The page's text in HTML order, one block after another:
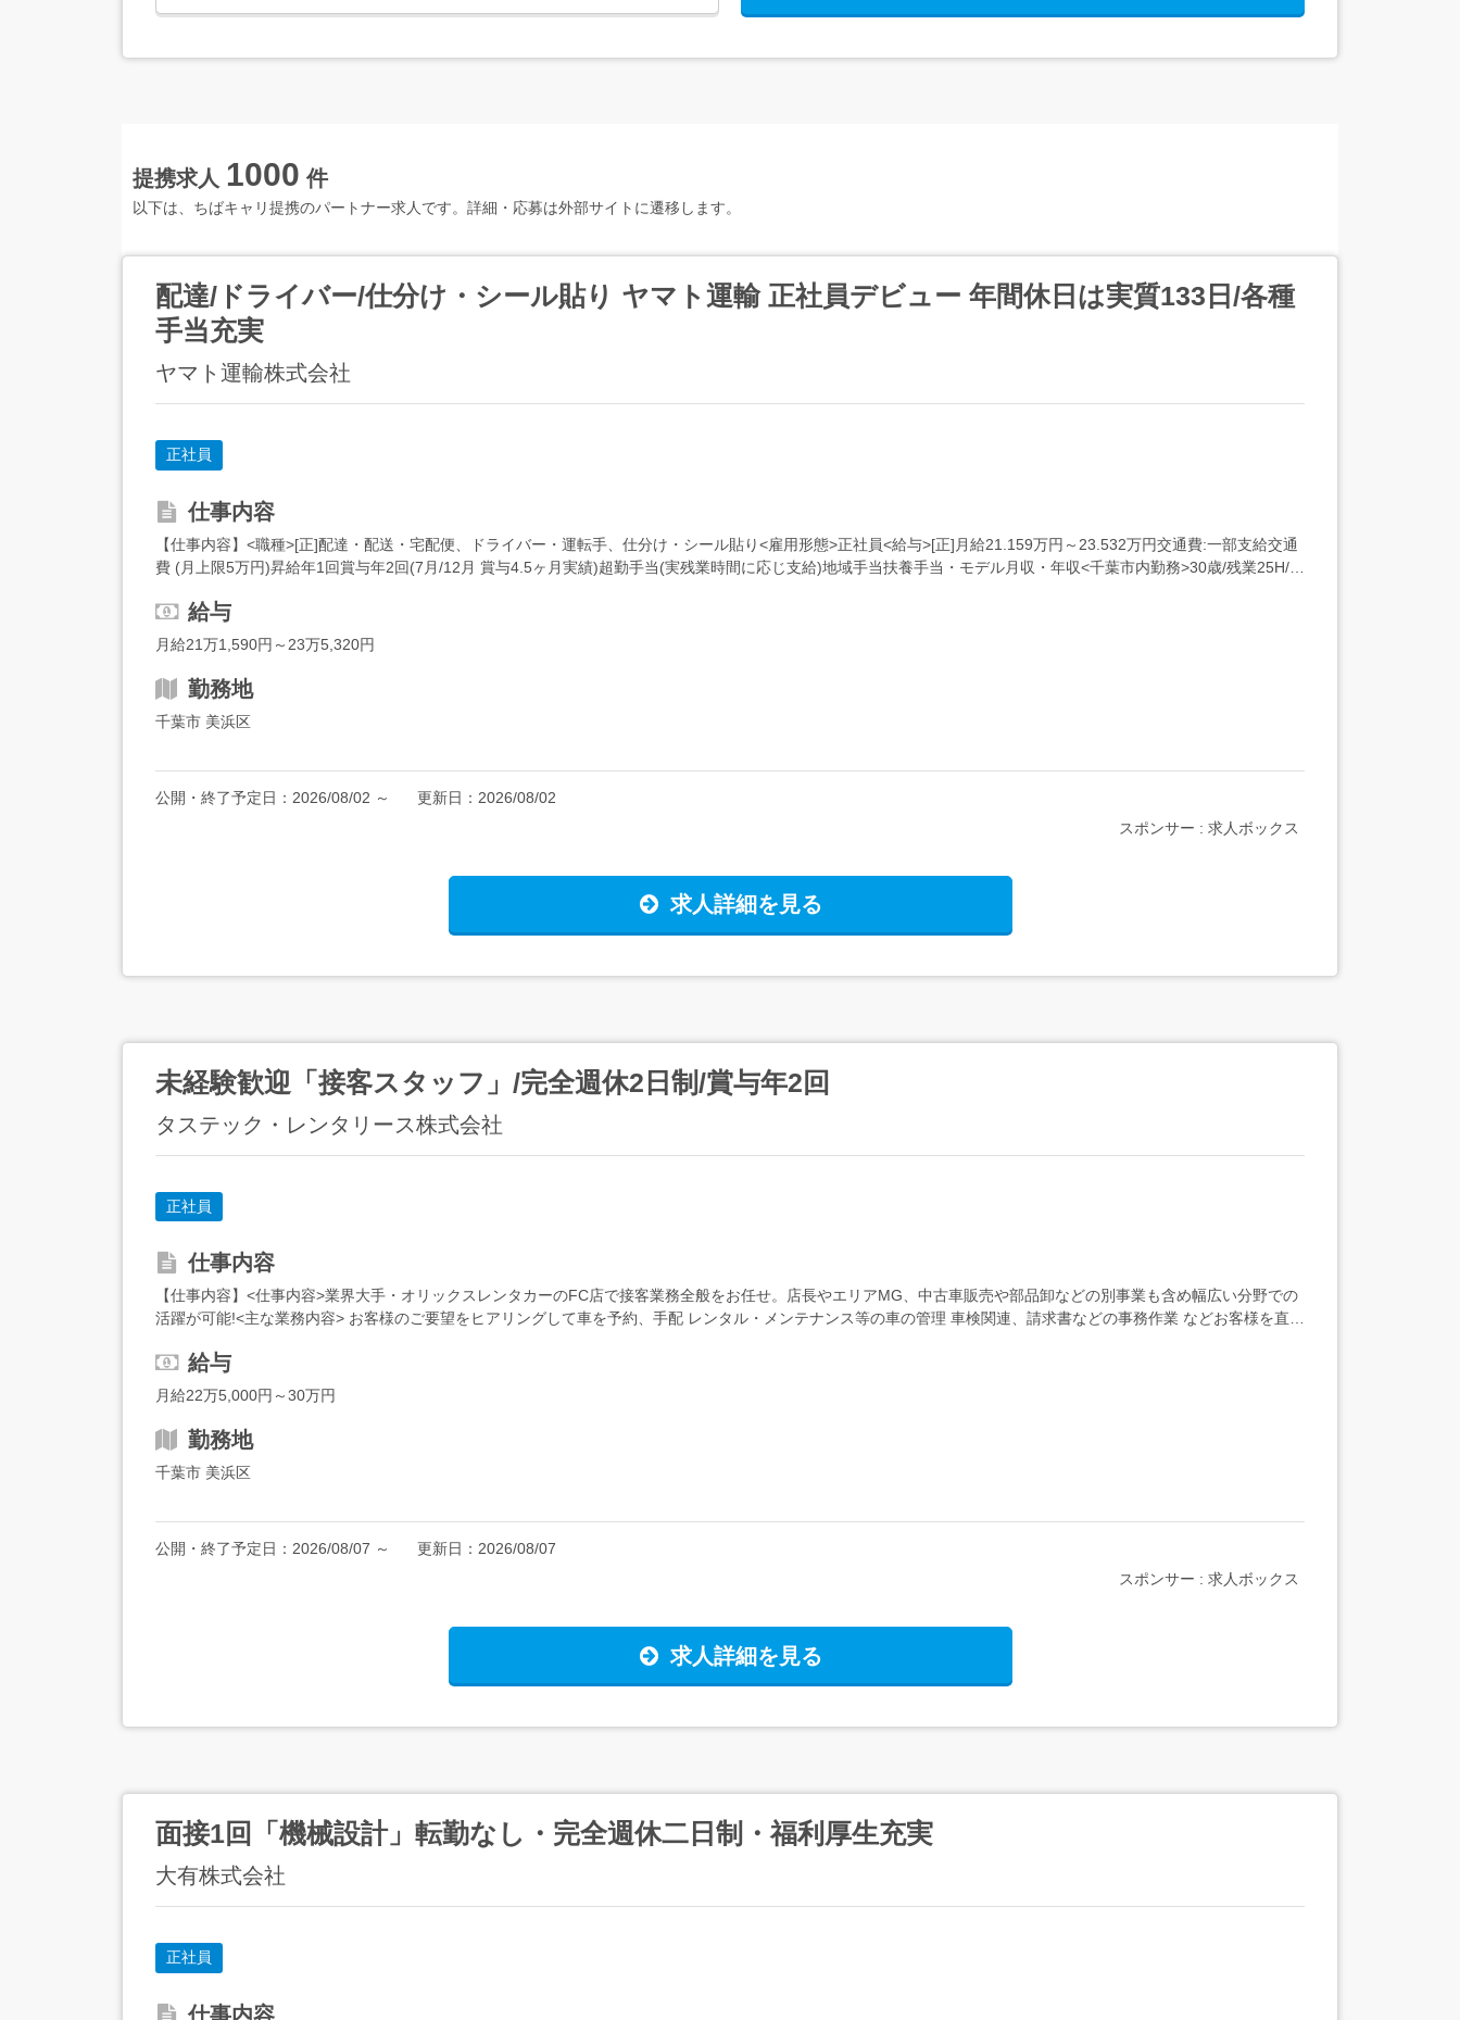
提携求人 1000 件
以下は、ちばキャリ提携のパートナー求人です。詳細・応募は外部サイトに遷移します。
配達/ドライバー/仕分け・シール貼り ヤマト運輸 正社員デビュー 年間休日は実質133日/各種
手当充実
ヤマト運輸株式会社
正社員
仕事内容
【仕事内容】<職種>[正]配達・配送・宅配便、ドライバー・運転手、仕分け・シール貼り<雇用形態>正社員<給与>[正]月給21.159万円～23.532万円交通費:一部支給交通
費 (月上限5万円)昇給年1回賞与年2回(7月/12月 賞与4.5ヶ月実績)超勤手当(実残業時間に応じ支給)地域手当扶養手当・モデル月収・年収<千葉市内勤務>30歳/残業25H/扶
給与
月給21万1,590円～23万5,320円
勤務地
千葉市 美浜区
公開・終了予定日： 2026/08/02 ～ 更新日： 2026/08/02
スポンサー : 求人ボックス
求人詳細を見る
未経験歓迎「接客スタッフ」/完全週休2日制/賞与年2回
タステック・レンタリース株式会社
正社員
仕事内容
【仕事内容】<仕事内容>業界大手・オリックスレンタカーのFC店で接客業務全般をお任せ。店長やエリアMG、中古車販売や部品卸などの別事業も含め幅広い分野での
活躍が可能!<主な業務内容> お客様のご要望をヒアリングして車を予約、手配 レンタル・メンテナンス等の車の管理 車検関連、請求書などの事務作業 などお客様を直接
給与
月給22万5,000円～30万円
勤務地
千葉市 美浜区
公開・終了予定日： 2026/08/07 ～ 更新日： 2026/08/07
スポンサー : 求人ボックス
求人詳細を見る
面接1回「機械設計」転勤なし・完全週休二日制・福利厚生充実
大有株式会社
正社員
仕事内容